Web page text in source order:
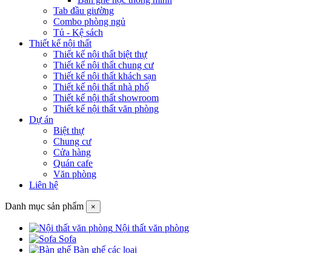
Tab đầu giường
Combo phòng ngủ
Tủ - Kệ sách
Thiết kế nội thất
Thiết kế nội thất biệt thự
Thiết kế nội thất chung cư
Thiết kế nội thất khách sạn
Thiết kế nội thất nhà phố
Thiết kế nội thất showroom
Thiết kế nội thất văn phòng
Dự án
Biệt thự
Chung cư
Cửa hàng
Quán cafe
Văn phòng
Liên hệ
Danh mục sản phẩm ×
Nội thất văn phòng
Sofa
Bàn ghế các loại